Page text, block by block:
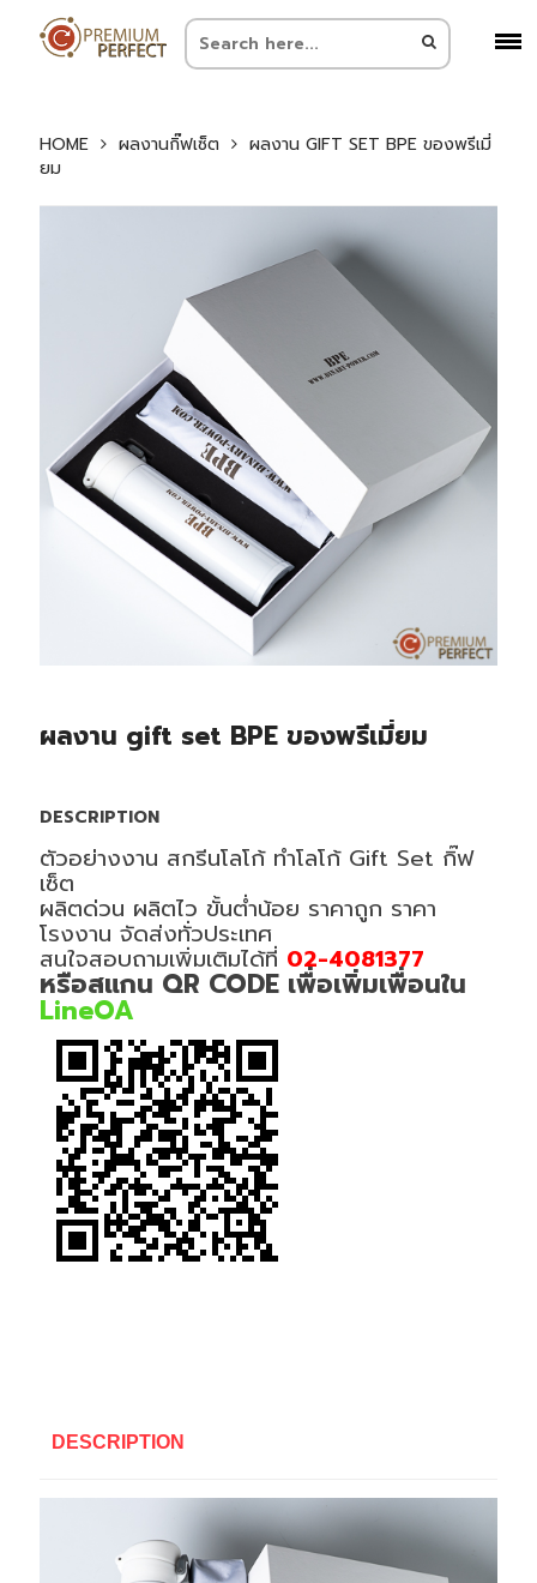
HOME ผลงานกิ๊ฟเซ็ต
ผลงาน GIFT SET BPE ของพรีเมี่
ยม
ผลงาน gift set BPE ของพรีเมี่ยม
DESCRIPTION
ตัวอย่างงาน สกรีนโลโก้ ทำโลโก้ Gift Set กิ๊ฟ
เซ็ต
ผลิตด่วน ผลิตไว ขั้นต่ำน้อย ราคาถูก ราคา
โรงงาน จัดส่งทั่วประเทศ
สนใจสอบถามเพิ่มเติมได้ที่ 02-4081377
หรือสแกน QR CODE เพื่อเพิ่มเพื่อนใน
LineOA
DESCRIPTION